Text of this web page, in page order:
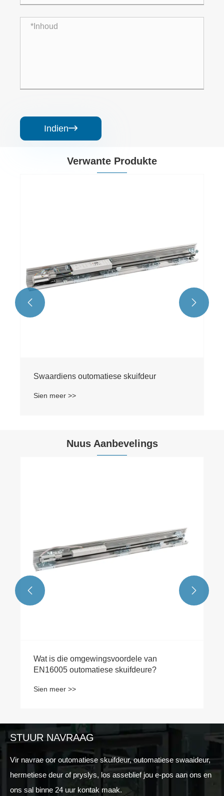
Indien
Verwante Produkte
Swaardiens outomatiese skuifdeur
Sien meer >>
 
Nuus Aanbevelings
Wat is die omgewingsvoordele van
EN16005 outomatiese skuifdeure?
Sien meer >>
 
STUUR NAVRAAG
Vir navrae oor outomatiese skuifdeur, outomatiese swaaideur,
hermetiese deur of pryslys, los asseblief jou e-pos aan ons en
ons sal binne 24 uur kontak maak.